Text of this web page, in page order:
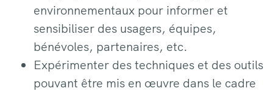
environnementaux pour informer et
sensibiliser des usagers, équipes,
bénévoles, partenaires, etc.
Expérimenter des techniques et des outils
pouvant être mis en œuvre dans le cadre